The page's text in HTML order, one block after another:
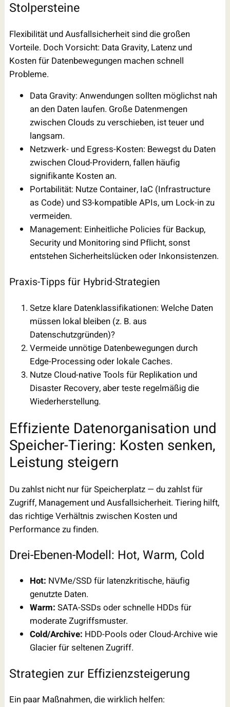
Stolpersteine
Flexibilität und Ausfallsicherheit sind die großen
Vorteile. Doch Vorsicht: Data Gravity, Latenz und
Kosten für Datenbewegungen machen schnell
Probleme.
Data Gravity: Anwendungen sollten möglichst nah
an den Daten laufen. Große Datenmengen
zwischen Clouds zu verschieben, ist teuer und
langsam.
Netzwerk- und Egress-Kosten: Bewegst du Daten
zwischen Cloud-Providern, fallen häufig
signifikante Kosten an.
Portabilität: Nutze Container, IaC (Infrastructure
as Code) und S3-kompatible APIs, um Lock-in zu
vermeiden.
Management: Einheitliche Policies für Backup,
Security und Monitoring sind Pflicht, sonst
entstehen Sicherheitslücken oder Inkonsistenzen.
Praxis-Tipps für Hybrid-Strategien
Setze klare Datenklassifikationen: Welche Daten
müssen lokal bleiben (z. B. aus
Datenschutzgründen)?
Vermeide unnötige Datenbewegungen durch
Edge-Processing oder lokale Caches.
Nutze Cloud-native Tools für Replikation und
Disaster Recovery, aber teste regelmäßig die
Wiederherstellung.
Effiziente Datenorganisation und
Speicher-Tiering: Kosten senken,
Leistung steigern
Du zahlst nicht nur für Speicherplatz — du zahlst für
Zugriff, Management und Ausfallsicherheit. Tiering hilft,
das richtige Verhältnis zwischen Kosten und
Performance zu finden.
Drei-Ebenen-Modell: Hot, Warm, Cold
Hot: NVMe/SSD für latenzkritische, häufig
genutzte Daten.
Warm: SATA-SSDs oder schnelle HDDs für
moderate Zugriffsmuster.
Cold/Archive: HDD-Pools oder Cloud-Archive wie
Glacier für seltenen Zugriff.
Strategien zur Effizienzsteigerung
Ein paar Maßnahmen, die wirklich helfen: